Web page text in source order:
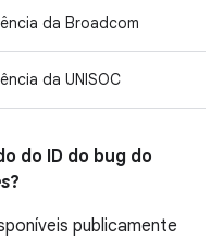
da Broadcom
da UNISOC
do ID do bug do
?
publicamente